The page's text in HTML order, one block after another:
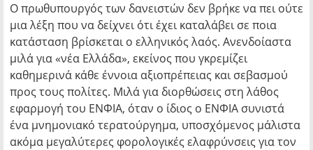
Ο πρωθυπουργός των δανειστών δεν βρήκε να πει ούτε
μια λέξη που να δείχνει ότι έχει καταλάβει σε ποια
κατάσταση βρίσκεται ο ελληνικός λαός. Ανενδοίαστα
μιλά για «νέα Ελλάδα», εκείνος που γκρεμίζει
καθημερινά κάθε έννοια αξιοπρέπειας και σεβασμού
προς τους πολίτες. Μιλά για διορθώσεις στη λάθος
εφαρμογή του ΕΝΦΙΑ, όταν ο ίδιος ο ΕΝΦΙΑ συνιστά
ένα μνημονιακό τερατούργημα, υποσχόμενος μάλιστα
ακόμα μεγαλύτερες φορολογικές ελαφρύνσεις για τον